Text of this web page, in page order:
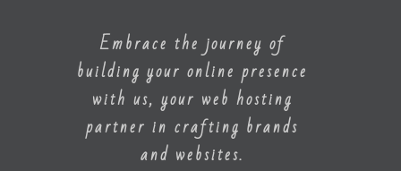
Embrace the journey of
building your online presence
with us, your web hosting
partner in crafting brands
and websites.